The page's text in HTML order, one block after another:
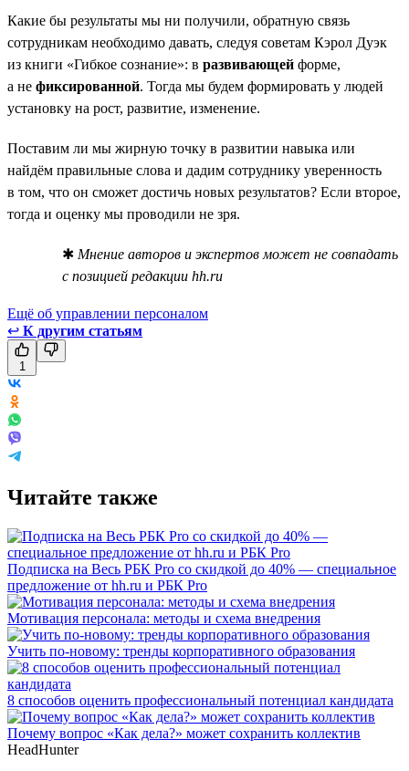
Какие бы результаты мы ни получили, обратную связь
сотрудникам необходимо давать, следуя советам Кэрол Дуэк
из книги «Гибкое сознание»: в развивающей форме,
а не фиксированной. Тогда мы будем формировать у людей
установку на рост, развитие, изменение.
Поставим ли мы жирную точку в развитии навыка или
найдём правильные слова и дадим сотруднику уверенность
в том, что он сможет достичь новых результатов? Если второе,
тогда и оценку мы проводили не зря.
✱ Мнение авторов и экспертов может не совпадать
с позицией редакции hh.ru
Ещё об управлении персоналом
↩ К другим статьям
1
Читайте также
Подписка на Весь РБК Pro со скидкой до 40% — специальное
предложение от hh.ru и РБК Pro
Мотивация персонала: методы и схема внедрения
Учить по-новому: тренды корпоративного образования
8 способов оценить профессиональный потенциал кандидата
Почему вопрос «Как дела?» может сохранить коллектив
HeadHunter